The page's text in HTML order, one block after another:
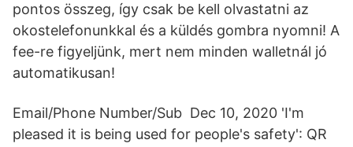
pontos összeg, így csak be kell olvastatni az
okostelefonunkkal és a küldés gombra nyomni! A
fee-re figyeljünk, mert nem minden walletnál jó
automatikusan!
Email/Phone Number/Sub Dec 10, 2020 'I'm
pleased it is being used for people's safety': QR